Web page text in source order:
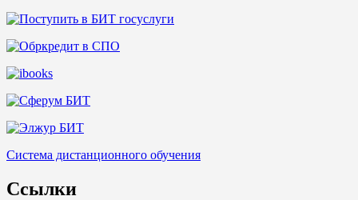
Система дистанционного обучения
Ссылки